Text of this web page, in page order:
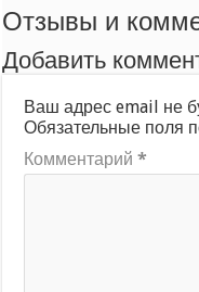
Отзывы и
Добавить
Ваш адрес email не
Обязательные поля
Комментарий*